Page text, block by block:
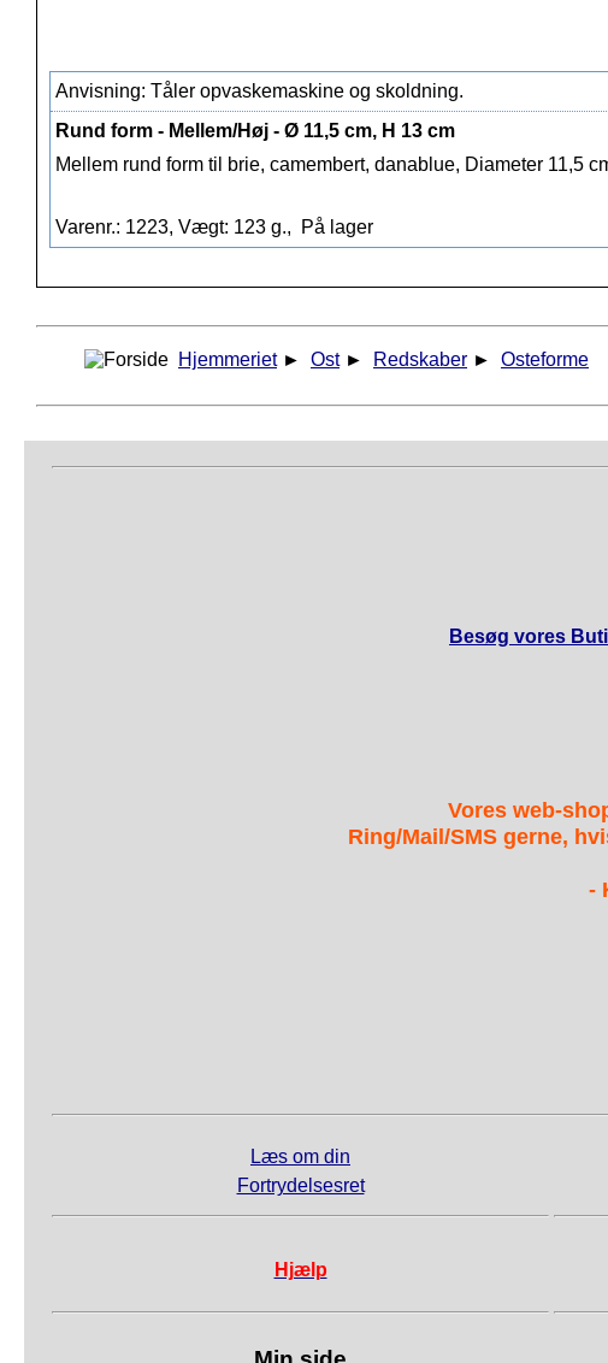
Anvisning: Tåler opvaskemaskine og skoldning.
Rund form - Mellem/Høj - Ø 11,5 cm, H 13 cm
Mellem rund form til brie, camembert, danablue, Diameter 11,5
Varenr.: 1223, Vægt: 123 g., På lager
Hjemmeriet ► Ost ► Redskaber ► Osteforme
Besøg vores
Vores web-
Ring/Mail/SMS gerne,
-
Læs om din
Fortrydelsesret
Hjælp